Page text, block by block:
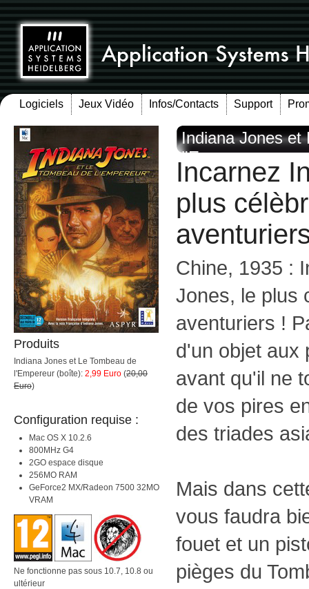
Logiciels Jeux Vidéo Infos/Contacts Support
Produits
Indiana Jones et Le Tombeau de
l'Empereur (boîte): 2,99 Euro (20,00
Euro)
Configuration requise :
Mac OS X 10.2.6
800MHz G4
2GO espace disque
256MO RAM
GeForce2 MX/Radeon 7500 32MO
VRAM
Ne fonctionne pas sous 10.7, 10.8 ou
ultérieur
Indiana Jones et
l'Empereur
Incarnez
plus
Chine, 1935 :
Jones, le plus
aventuriers !
d'un objet aux
avant qu'il ne
de vos pires
des triades
Mais dans
vous faudra
fouet et un
pièges du